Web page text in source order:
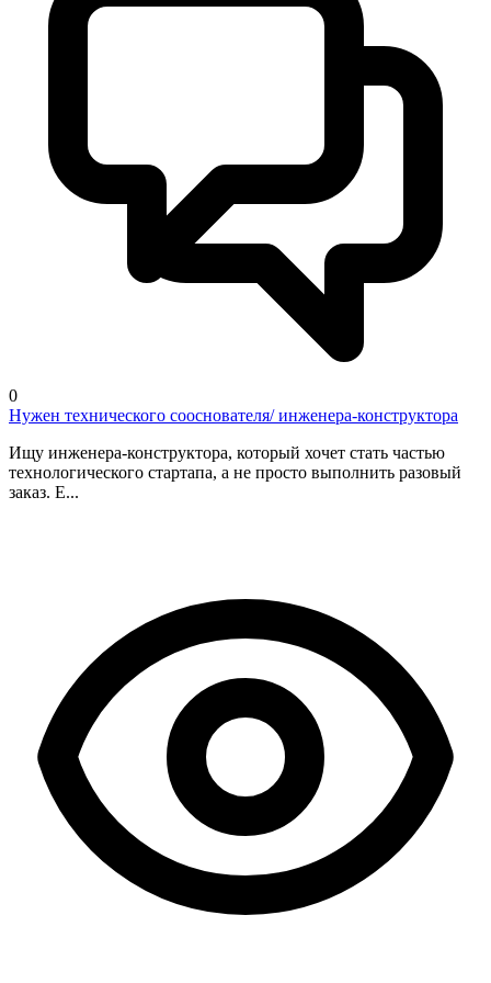
0
Нужен технического сооснователя/ инженера-конструктора
Ищу инженера-конструктора, который хочет стать частью
технологического стартапа, а не просто выполнить разовый
заказ. Е...